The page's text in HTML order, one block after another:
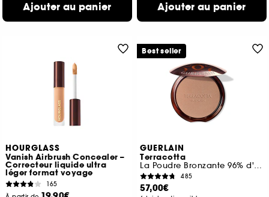
Ajouter au panier Ajouter au panier
HOURGLASS
Vanish Airbrush Concealer –
Correcteur liquide ultra
léger format voyage
165
GUERLAIN
Terracotta
La Poudre Bronzante 96% d'ingrédients d'origine naturelle
485
57,00€
Best seller